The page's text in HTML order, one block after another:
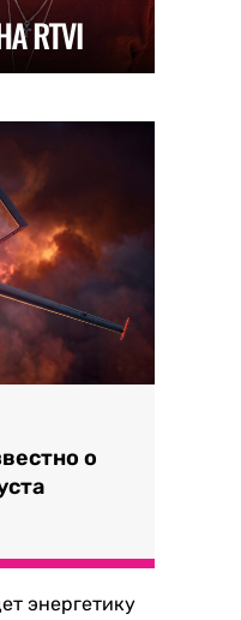
о
энергетику